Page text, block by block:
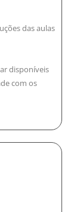
das aulas
disponíveis
com os